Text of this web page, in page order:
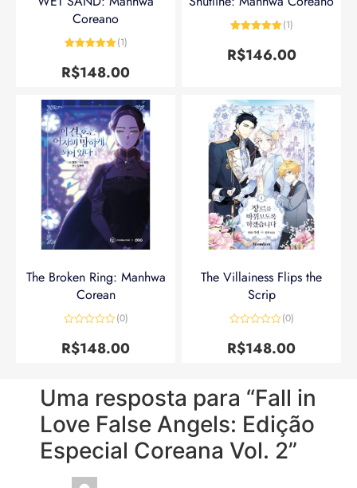
Coreano
de 5
(1)
R$148.00
de 5
(1)
R$146.00
The Broken Ring: Manhwa
Corean
0
de
(0)
R$148.00
The Villainess Flips the
Scrip
0
de
(0)
R$148.00
Uma resposta para “Fall in
Love False Angels: Edição
Especial Coreana Vol. 2”